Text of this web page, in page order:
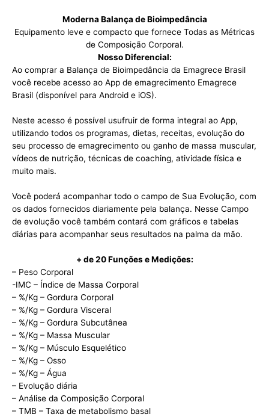
Moderna Balança de Bioimpedância
Equipamento leve e compacto que fornece Todas as Métricas
de Composição Corporal.
Nosso Diferencial:
Ao comprar a Balança de Bioimpedância da Emagrece Brasil
você recebe acesso ao App de emagrecimento Emagrece
Brasil (disponível para Android e iOS).
Neste acesso é possível usufruir de forma integral ao App,
utilizando todos os programas, dietas, receitas, evolução do
seu processo de emagrecimento ou ganho de massa muscular,
vídeos de nutrição, técnicas de coaching, atividade física e
muito mais.
Você poderá acompanhar todo o campo de Sua Evolução, com
os dados fornecidos diariamente pela balança. Nesse Campo
de evolução você também contará com gráficos e tabelas
diárias para acompanhar seus resultados na palma da mão.
+ de 20 Funções e Medições:
– Peso Corporal
-IMC – Índice de Massa Corporal
– %/Kg – Gordura Corporal
– %/Kg – Gordura Visceral
– %/Kg – Gordura Subcutânea
– %/Kg – Massa Muscular
– %/Kg – Músculo Esquelético
– %/Kg – Osso
– %/Kg – Água
– Evolução diária
– Análise da Composição Corporal
– TMB – Taxa de metabolismo basal